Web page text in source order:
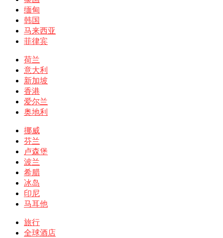
缅甸
韩国
马来西亚
菲律宾
荷兰
意大利
新加坡
香港
爱尔兰
奥地利
挪威
芬兰
卢森堡
波兰
希腊
冰岛
印尼
马耳他
旅行
全球酒店